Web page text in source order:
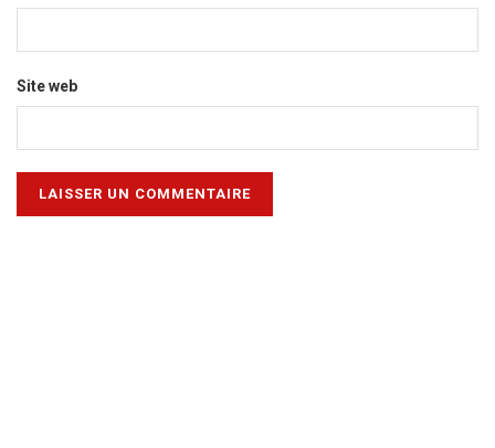
Site web